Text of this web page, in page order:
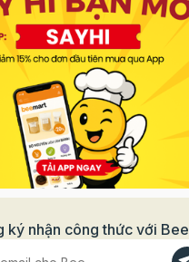
ký nhận công thức với Bee